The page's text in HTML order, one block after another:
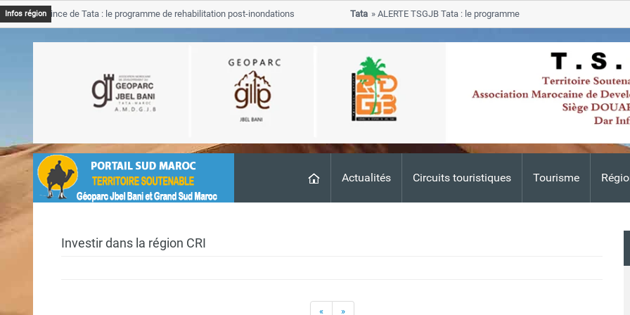
Actualités Circuits touristiques Tourisme
Infos région
Province de Tata : le programme de rehabilitation post-inondations
ALERTE TSGJB Tata : le programme de rehabilitation post-
progresse dans les zones sinistrees
Investir dans la région CRI
« »